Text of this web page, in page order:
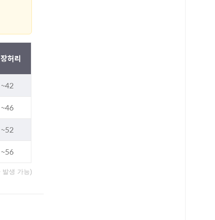
허리
~42
~46
~52
~56
생 가능)